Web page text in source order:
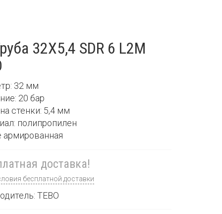
32Х5,4 SDR 6 L2М
32 мм
20 бар
стенки: 5,4 мм
полипропилен
армированная
доставка!
бесплатной доставки
TEBO